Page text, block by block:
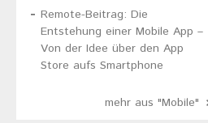
Remote-Beitrag: Die
Entstehung einer Mobile App –
Von der Idee über den App
Store aufs Smartphone
mehr aus "Mobile"